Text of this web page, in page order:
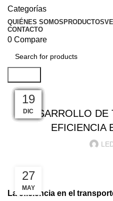
Categorías
QUIÉNES SOMOS PRODUCTOS
CONTACTO
0 Compare
DESARROLLO DE
EFICIENCIA
27
MAY
La eficiencia en el
06
JUN
14
MAY
07
MAY
19
MAR
12
MAR
18
FEB
21
ENE
04
SEP
01
ABR
31
ENE
28
DIC
19
DIC